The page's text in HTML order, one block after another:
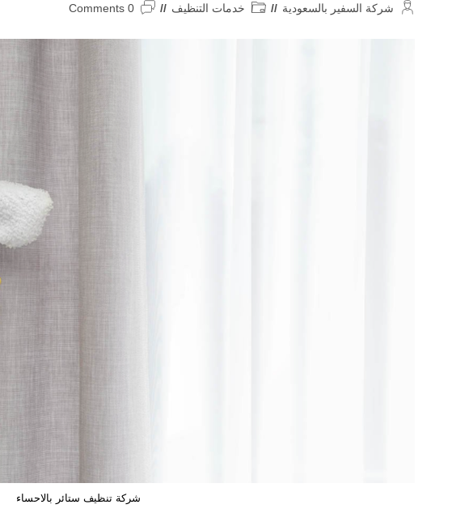
Post شركة السفير بالسعودية
Post خدمات التنظيف
Post
0 Comments
شركة تنظيف ستائر بالاحساء